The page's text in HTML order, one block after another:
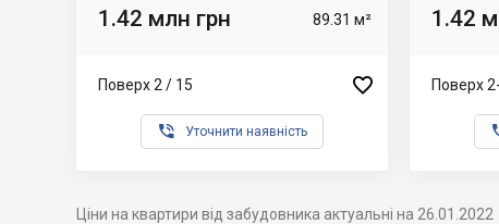
1.42 млн грн 89.31 м²
Поверх 2 / 15 
 Уточнити наявність
1.42
Поверх
Ціни на квартири від забудовника актуальні на 26.01.2022